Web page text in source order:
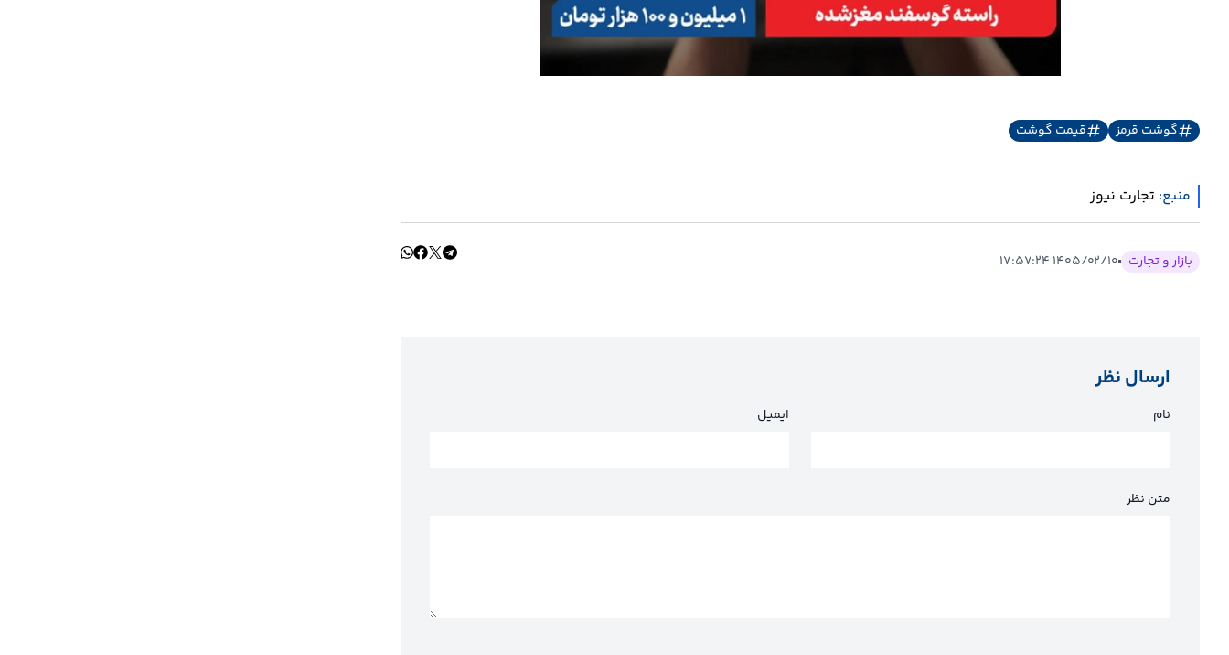
گوشت قرمز قیمت گوشت
منبع: تجارت نیوز
بازار و تجارت ۱۴۰۵/۰۲/۱۰ ۱۷:۵۷:۲۴
ارسال نظر
نام ایمیل
متن نظر